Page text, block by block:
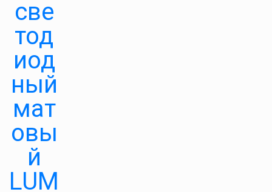
све
тод
иод
ный
мат
овы
й
LUM